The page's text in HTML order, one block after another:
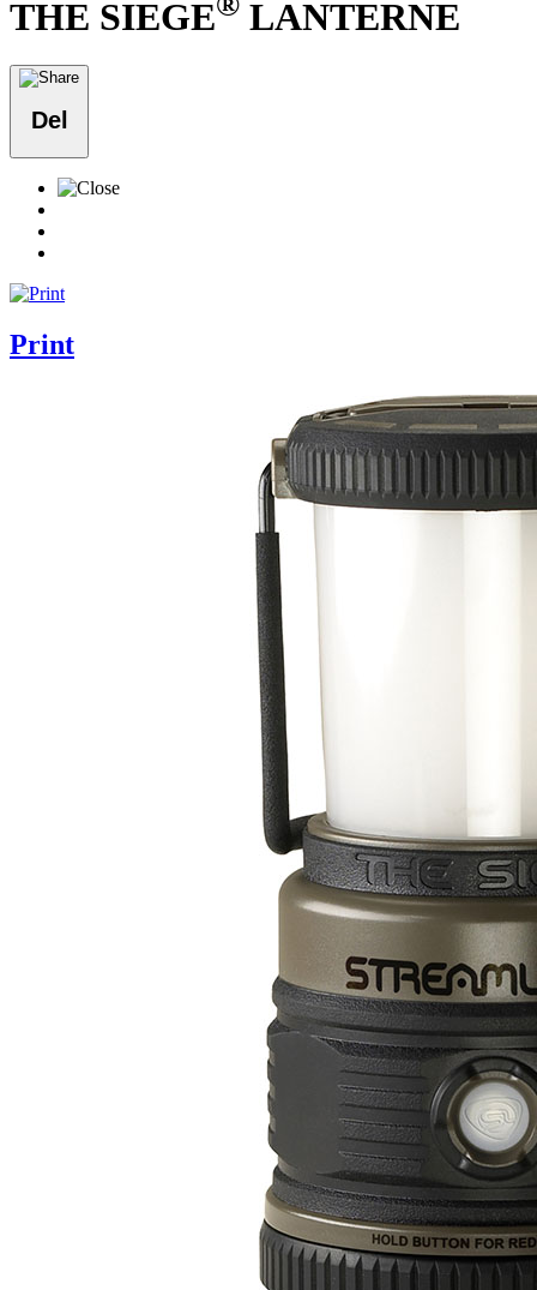
THE SIEGE LANTERNE
Del
Print